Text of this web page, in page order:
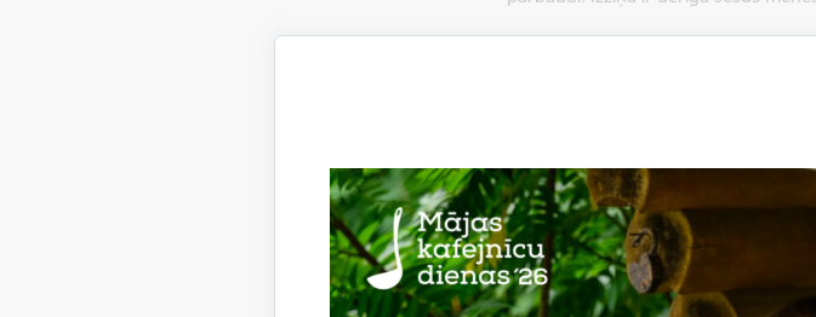
Pārējās izmaksas saskaņā ar Smiltenes
Lejupielādēt:
190 Par maksas pakalpojumu
Pakalpojuma saņemšana